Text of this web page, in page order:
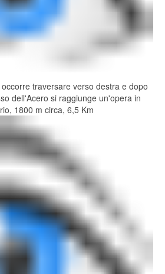
traversare verso destra e dopo
dell'Acero si raggiunge un'opera in
1800 m circa, 6,5 Km